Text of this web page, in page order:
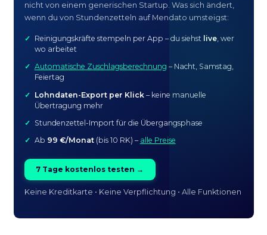
nicht von einem generischen Startup. Was sich ändert,
wenn du von Stundenzetteln auf Mendato umsteigst:
Reinigungskräfte stempeln per App – du siehst live, wer
wo arbeitet
Automatische Zuschlagsberechnung – Nacht, Samstag,
Feiertag
Lohndaten-Export per Klick– keine manuelle
Übertragung mehr
Stundenzettel-Import für die Übergangsphase
Ab 99 €/Monat(bis 10 RK) – alle Preise
7 Tage kostenlos testen →
Keine Kreditkarte • Keine Verpflichtung • Alle Funktionen